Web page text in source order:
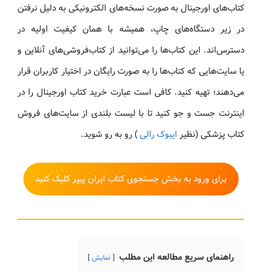
کتاب‌های اورجینال به صورت نسخه‌های الکترونیکی به دلیل نرفتن
در زیر دستگاه‌های چاپ، همیشه با همان کیفیت اولیه در
دسترس‌اند. این کتاب‌ها را می‌توانید از کتاب‌فروشی‌های آنلاین و
یا سایت‌هایی که کتاب‌ها را به صورت رایگان در اختیار کاربران قرار
می‌دهند؛ تهیه کنید. کافی است عبارت خرید کتاب اورجینال را در
اینترنت جست و جو کنید تا با لیست بلندی از سایت‌های فروش
کتاب پزشکی (نظیر ایبوک رالی) رو به رو شوید.
برای ورود به بخش جستجوی کتاب ایران پیپر کلیک کنید
راهنمای سریع مطالعه این مطلب نمایش